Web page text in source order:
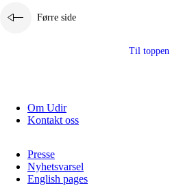
Førre side
Til toppen
Om Udir
Kontakt oss
Presse
Nyhetsvarsel
English pages